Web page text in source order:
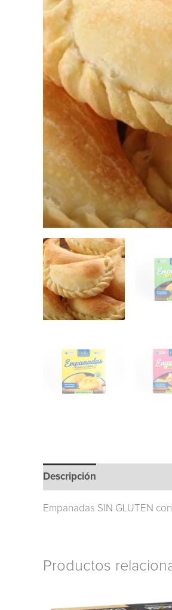
Descripción
Empanadas SIN GLUTEN
Productos